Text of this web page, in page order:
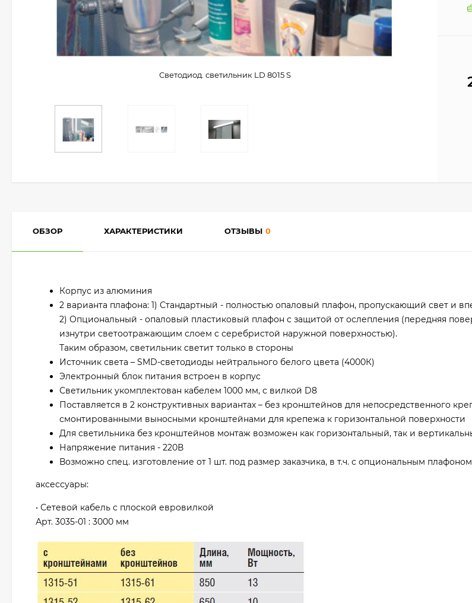
Светодиод. светильник LD 8015 S
ОБЗОР ХАРАКТЕРИСТИКИ ОТЗЫВЫ 0
Корпус из алюминия
2 варианта плафона: 1) Стандартный - полностью опаловый плафон, пропускающий свет и
2) Опциональный - опаловый пластиковый плафон с защитой от ослепления (передняя
изнутри светоотражающим слоем с серебристой наружной поверхностью).
Таким образом, светильник светит только в стороны
Источник света – SMD-светодиоды нейтрального белого цвета (4000К)
Электронный блок питания встроен в корпус
Светильник укомплектован кабелем 1000 мм, с вилкой D8
Поставляется в 2 конструктивных вариантах – без кронштейнов для непосредственного
смонтированными выносными кронштейнами для крепежа к горизонтальной поверхности
Для светильника без кронштейнов монтаж возможен как горизонтальный, так и
Напряжение питания - 220В
Возможно спец. изготовление от 1 шт. под размер заказчика, в т.ч. с опциональным плафоном
аксессуары:
• Сетевой кабель с плоской евровилкой
Арт. 3035-01 : 3000 мм